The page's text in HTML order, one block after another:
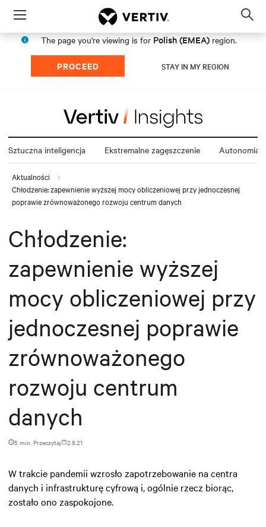
Menu
The page you're viewing is for Polish (EMEA) region.
PROCEED STAY IN MY REGION
Sztuczna inteligencja Ekstremalne zagęszczenie Autonomia
Aktualności
Chłodzenie: zapewnienie wyższej mocy obliczeniowej przy jednoczesnej
poprawie zrównoważonego rozwoju centrum danych
Chłodzenie:
zapewnienie wyższej
mocy obliczeniowej przy
jednoczesnej poprawie
zrównoważonego
rozwoju centrum
danych
5 min. Przeczytaj 2.8.21
W trakcie pandemii wzrosło zapotrzebowanie na centra
danych i infrastrukturę cyfrową i, ogólnie rzecz biorąc,
zostało ono zaspokojone.